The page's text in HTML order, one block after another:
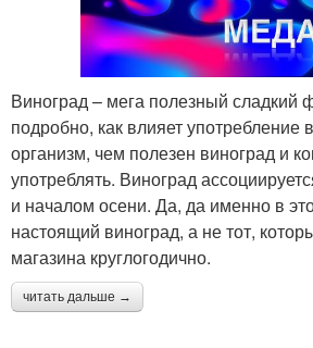
Виноград – мега полезный сладкий
подробно, как влияет употребление
организм, чем полезен виноград и
употреблять. Виноград
и началом осени. Да, да именно в
настоящий виноград, а не тот,
магазина круглогодично.
читать дальше →